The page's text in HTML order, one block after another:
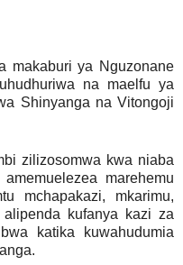
makaburi ya Nguzonane
na maelfu ya
Shinyanga na Vitongoji
zilizosomwa kwa niaba
marehemu
mchapakazi, mkarimu,
kufanya kazi za
katika kuwahudumia